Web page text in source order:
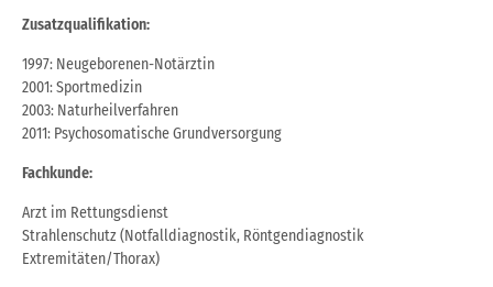
Zusatzqualifikation:
1997: Neugeborenen-Notärztin
2001: Sportmedizin
2003: Naturheilverfahren
2011: Psychosomatische Grundversorgung
Fachkunde:
Arzt im Rettungsdienst
Strahlenschutz (Notfalldiagnostik, Röntgendiagnostik
Extremitäten/Thorax)